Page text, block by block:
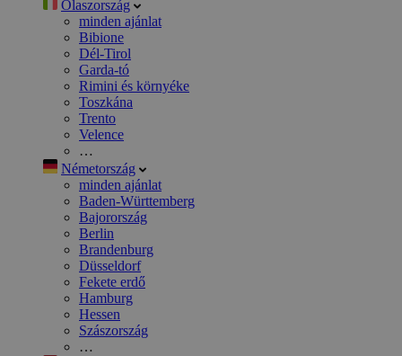
Olaszország
minden ajánlat
Bibione
Dél-Tirol
Garda-tó
Rimini és környéke
Toszkána
Trento
Velence
…
Németország
minden ajánlat
Baden-Württemberg
Bajorország
Berlin
Brandenburg
Düsseldorf
Fekete erdő
Hamburg
Hessen
Szászország
…